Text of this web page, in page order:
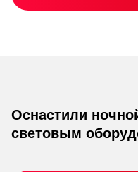
Оснастили
световым